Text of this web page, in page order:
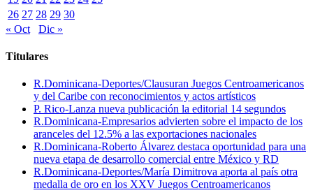
26 27 28 29 30
« Oct
Dic »
Titulares
R.Dominicana-Deportes/Clausuran Juegos Centroamericanos
y del Caribe con reconocimientos y actos artísticos
P. Rico-Lanza nueva publicación la editorial 14 segundos
R.Dominicana-Empresarios advierten sobre el impacto de los
aranceles del 12.5% a las exportaciones nacionales
R.Dominicana-Roberto Álvarez destaca oportunidad para una
nueva etapa de desarrollo comercial entre México y RD
R.Dominicana-Deportes/María Dimitrova aporta al país otra
medalla de oro en los XXV Juegos Centroamericanos